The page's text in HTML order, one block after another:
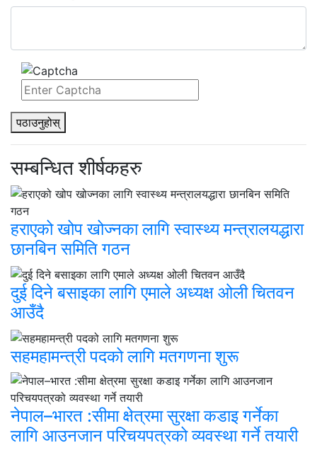
पठाउनुहोस्
सम्बन्धित शीर्षकहरु
हराएको खोप खोज्नका लागि स्वास्थ्य मन्त्रालयद्धारा
छानबिन समिति गठन
दुई दिने बसाइका लागि एमाले अध्यक्ष ओली चितवन
आउँदै
सहमहामन्त्री पदको लागि मतगणना शुरू
नेपाल–भारत :सीमा क्षेत्रमा सुरक्षा कडाइ गर्नेका
लागि आउनजान परिचयपत्रको व्यवस्था गर्ने तयारी